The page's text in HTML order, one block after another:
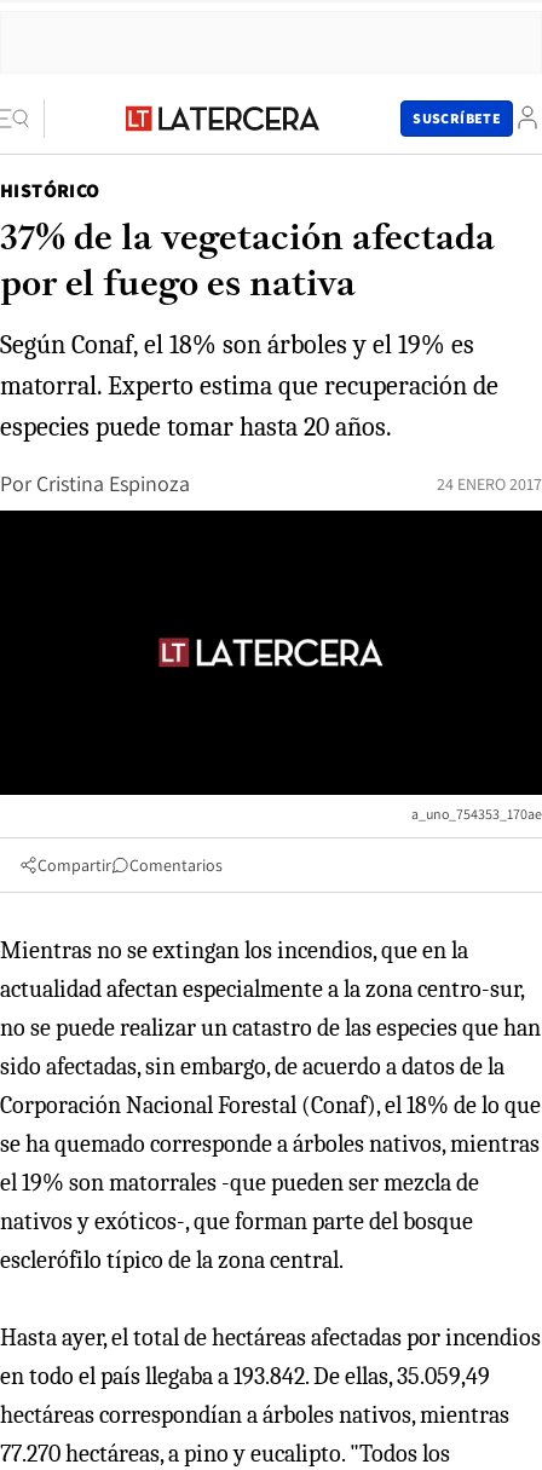
SUSCRÍBETE
HISTÓRICO
37% de la vegetación afectada
por el fuego es nativa
Según Conaf, el 18% son árboles y el 19% es
matorral. Experto estima que recuperación de
especies puede tomar hasta 20 años.
Por Cristina Espinoza 24 ENERO 2017
a_uno_754353_170ae
Compartir Comentarios
Mientras no se extingan los incendios, que en la
actualidad afectan especialmente a la zona centro-sur,
no se puede realizar un catastro de las especies que han
sido afectadas, sin embargo, de acuerdo a datos de la
Corporación Nacional Forestal (Conaf), el 18% de lo que
se ha quemado corresponde a árboles nativos, mientras
el 19% son matorrales -que pueden ser mezcla de
nativos y exóticos-, que forman parte del bosque
esclerófilo típico de la zona central.
Hasta ayer, el total de hectáreas afectadas por incendios
en todo el país llegaba a 193.842. De ellas, 35.059,49
hectáreas correspondían a árboles nativos, mientras
77.270 hectáreas, a pino y eucalipto. "Todos los